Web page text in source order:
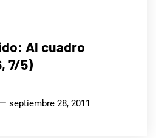
Al cuadro
7/5)
septiembre 28, 2011